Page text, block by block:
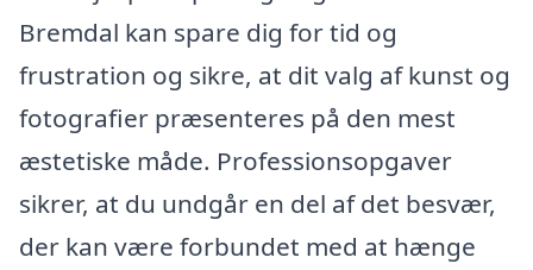
Bremdal kan spare dig for tid og
frustration og sikre, at dit valg af kunst og
fotografier præsenteres på den mest
æstetiske måde. Professionsopgaver
sikrer, at du undgår en del af det besvær,
der kan være forbundet med at hænge